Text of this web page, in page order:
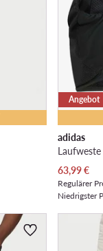
Angebot
adidas
Laufweste
Aktueller
63,99€
Regulärer
Niedrigster